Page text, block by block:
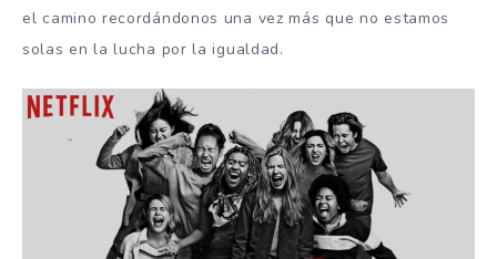
el camino recordándonos una vez más que no estamos
solas en la lucha por la igualdad.